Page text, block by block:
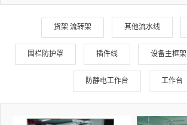
货架 流转架 其他流水线
围栏防护罩 插件线 设备主框架
防静电工作台 工作台